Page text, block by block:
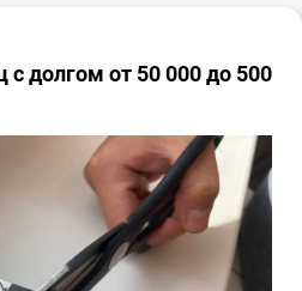
с долгом от 50 000 до 500